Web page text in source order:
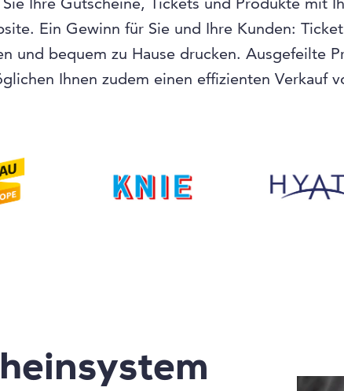
Ein Gewinn für Sie und Ihre Kunden:
und bequem zu Hause drucken. Ausgefeilte
Ihnen zudem einen effizienten Verkauf